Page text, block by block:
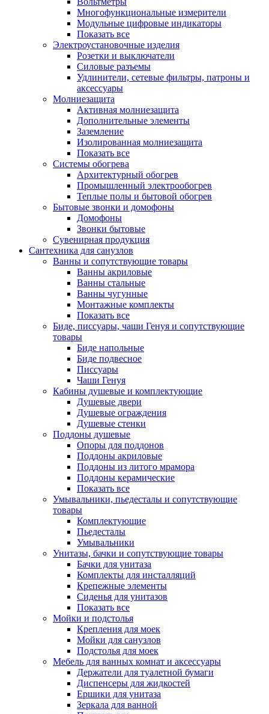
Многофункциональные измерители
Модульные цифровые индикаторы
Показать все
Электроустановочные изделия
Розетки и выключатели
Силовые разъемы
Удлинители, сетевые фильтры, патроны и
аксессуары
Молниезащита
Активная молниезащита
Дополнительные элементы
Заземление
Изолированная молниезащита
Показать все
Системы обогрева
Архитектурный обогрев
Промышленный электрообогрев
Теплые полы и бытовой обогрев
Бытовые звонки и домофоны
Домофоны
Звонки бытовые
Сувенирная продукция
Сантехника для санузлов
Ванны и сопутствующие товары
Ванны акриловые
Ванны стальные
Ванны чугунные
Монтажные комплекты
Показать все
Биде, писсуары, чаши Генуя и сопутствующие
товары
Биде напольные
Биде подвесное
Писсуары
Чаши Генуя
Кабины душевые и комплектующие
Душевые двери
Душевые ограждения
Душевые стенки
Поддоны душевые
Опоры для поддонов
Поддоны акриловые
Поддоны из литого мрамора
Поддоны керамические
Показать все
Умывальники, пьедесталы и сопутствующие
товары
Комплектующие
Пьедесталы
Умывальники
Унитазы, бачки и сопутствующие товары
Бачки для унитаза
Комплекты для инсталляций
Крепежные элементы
Сиденья для унитазов
Показать все
Мойки и подстолья
Крепления для моек
Мойки для санузлов
Подстолья для моек
Мебель для ванных комнат и аксессуары
Держатели для туалетной бумаги
Диспенсеры для жидкостей
Ершики для унитаза
Зеркала для ванной